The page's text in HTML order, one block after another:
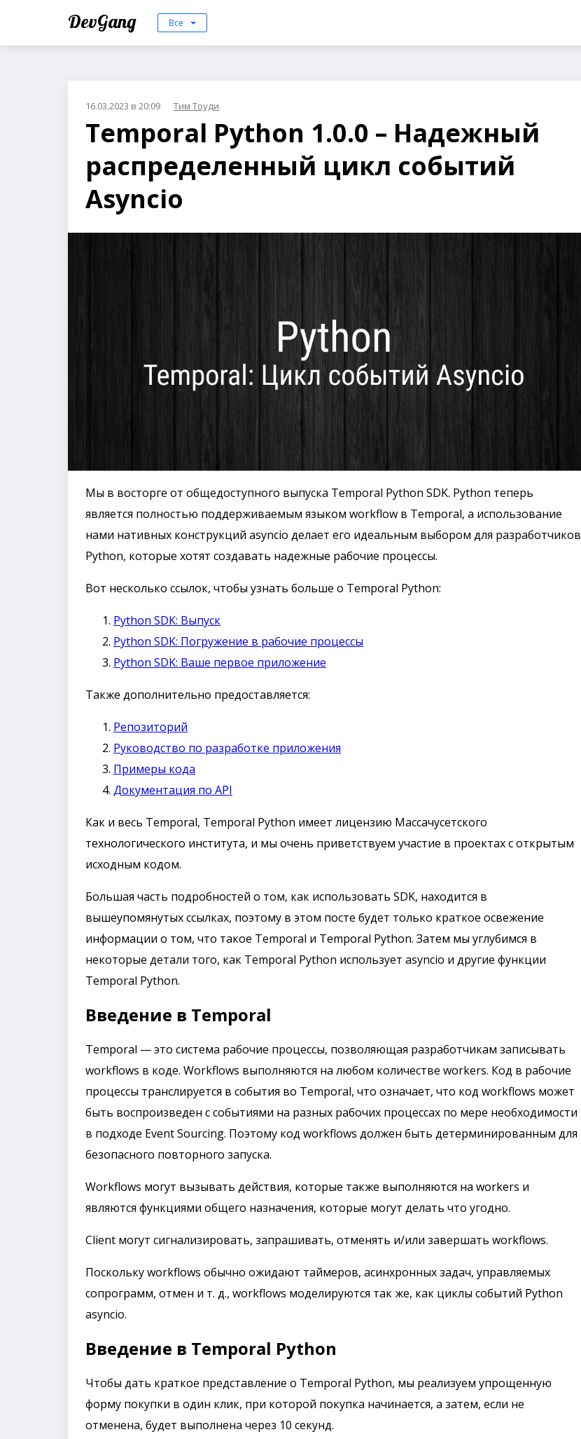
DevGang Все
16.03.2023 в 20:09 Тим Тоуди
Temporal Python 1.0.0 – Надежный
распределенный цикл событий
Asyncio
Мы в восторге от общедоступного выпуска Temporal Python SDK. Python теперь
является полностью поддерживаемым языком workflow в Temporal, а использование
нами нативных конструкций asyncio делает его идеальным выбором для разработчиков
Python, которые хотят создавать надежные рабочие процессы.
Вот несколько ссылок, чтобы узнать больше о Temporal Python:
Python SDK: Выпуск
Python SDK: Погружение в рабочие процессы
Python SDK: Ваше первое приложение
Также дополнительно предоставляется:
Репозиторий
Руководство по разработке приложения
Примеры кода
Документация по API
Как и весь Temporal, Temporal Python имеет лицензию Массачусетского
технологического института, и мы очень приветствуем участие в проектах с открытым
исходным кодом.
Большая часть подробностей о том, как использовать SDK, находится в
вышеупомянутых ссылках, поэтому в этом посте будет только краткое освежение
информации о том, что такое Temporal и Temporal Python. Затем мы углубимся в
некоторые детали того, как Temporal Python использует asyncio и другие функции
Temporal Python.
Введение в Temporal
Temporal — это система рабочие процессы, позволяющая разработчикам записывать
workflows в коде. Workflows выполняются на любом количестве workers. Код в рабочие
процессы транслируется в события во Temporal, что означает, что код workflows может
быть воспроизведен с событиями на разных рабочих процессах по мере необходимости
в подходе Event Sourcing. Поэтому код workflows должен быть детерминированным для
безопасного повторного запуска.
Workflows могут вызывать действия, которые также выполняются на workers и
являются функциями общего назначения, которые могут делать что угодно.
Client могут сигнализировать, запрашивать, отменять и/или завершать workflows.
Поскольку workflows обычно ожидают таймеров, асинхронных задач, управляемых
сопрограмм, отмен и т. д., workflows моделируются так же, как циклы событий Python
asyncio.
Введение в Temporal Python
Чтобы дать краткое представление о Temporal Python, мы реализуем упрощенную
форму покупки в один клик, при которой покупка начинается, а затем, если не
отменена, будет выполнена через 10 секунд.